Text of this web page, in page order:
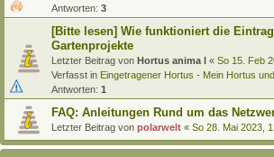
Antworten: 3
[Bitte lesen] Wie funktioniert die
Gartenprojekte
Letzter Beitrag von Hortus anima l « So 15. Feb
Verfasst in Eingetragener Hortus - Mein Hortus
Antworten: 1
FAQ: Anleitungen Rund um das
Letzter Beitrag von polarwelt « So 28. Mai 2023,